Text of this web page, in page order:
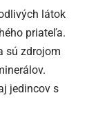
látok
priateľa.
sú zdrojom
jedincov s